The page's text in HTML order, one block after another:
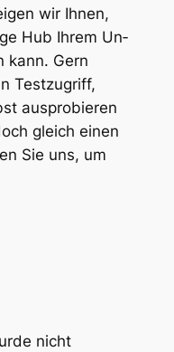
wir Ih­nen,
Hub Ihrem Un­
kann. Gern
Testzu­griff,
aus­pro­bieren
gle­ich einen
Sie uns, um
nicht